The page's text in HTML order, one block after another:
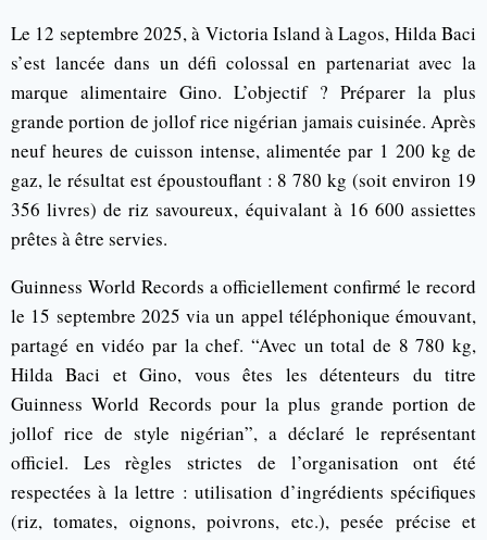
Le 12 septembre 2025, à Victoria Island à Lagos, Hilda Baci
s’est lancée dans un défi colossal en partenariat avec la
marque alimentaire Gino. L’objectif ? Préparer la plus
grande portion de jollof rice nigérian jamais cuisinée. Après
neuf heures de cuisson intense, alimentée par 1 200 kg de
gaz, le résultat est époustouflant : 8 780 kg (soit environ 19
356 livres) de riz savoureux, équivalant à 16 600 assiettes
prêtes à être servies.
Guinness World Records a officiellement confirmé le record
le 15 septembre 2025 via un appel téléphonique émouvant,
partagé en vidéo par la chef. “Avec un total de 8 780 kg,
Hilda Baci et Gino, vous êtes les détenteurs du titre
Guinness World Records pour la plus grande portion de
jollof rice de style nigérian”, a déclaré le représentant
officiel. Les règles strictes de l’organisation ont été
respectées à la lettre : utilisation d’ingrédients spécifiques
(riz, tomates, oignons, poivrons, etc.), pesée précise et